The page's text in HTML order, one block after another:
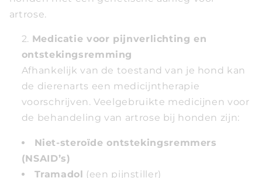
artrose.
Medicatie voor pijnverlichting en
ontstekingsremming
Afhankelijk van de toestand van je hond kan
de dierenarts een medicijntherapie
voorschrijven. Veelgebruikte medicijnen voor
de behandeling van artrose bij honden zijn:
Niet-steroïde ontstekingsremmers
(NSAID’s)
Tramadol (een pijnstiller)